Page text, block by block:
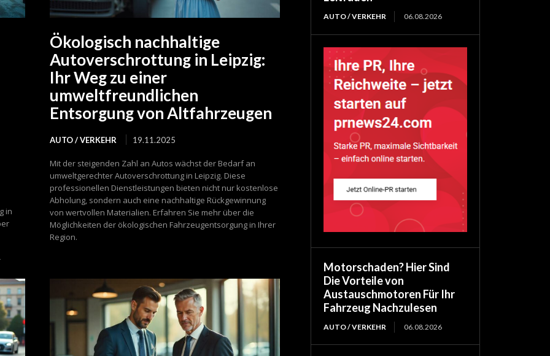
in
Ökologisch nachhaltige
Autoverschrottung in Leipzig:
Ihr Weg zu einer
umweltfreundlichen
Entsorgung von Altfahrzeugen
AUTO / VERKEHR 19.11.2025
Mit der steigenden Zahl an Autos wächst der Bedarf an
umweltgerechter Autoverschrottung in Leipzig. Diese
professionellen Dienstleistungen bieten nicht nur kostenlose
Abholung, sondern auch eine nachhaltige Rückgewinnung
von wertvollen Materialien. Erfahren Sie mehr über die
Möglichkeiten der ökologischen Fahrzeugentsorgung in Ihrer
Region.
AUTO / VERKEHR 06.08.2026
Motorschaden? Hier Sind
Die Vorteile von
Austauschmotoren Für Ihr
Fahrzeug Nachzulesen
AUTO / VERKEHR 06.08.2026